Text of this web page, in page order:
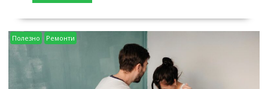
Полезно Ремонти